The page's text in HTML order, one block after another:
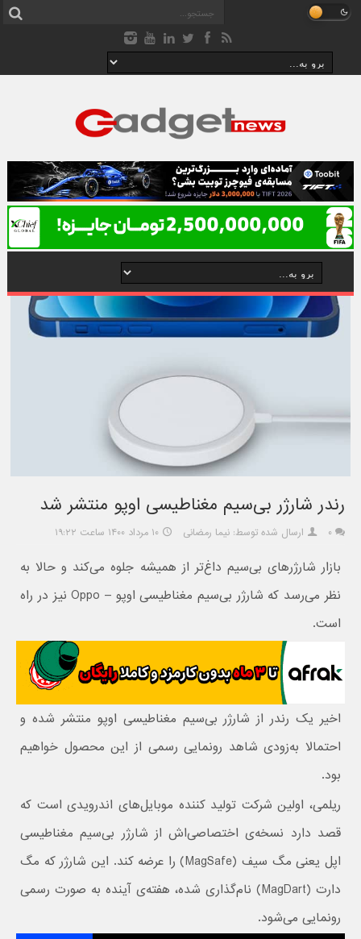
رندر شارژر بی‌سیم مغناطیسی اوپو منتشر شد
۰ ارسال شده توسط: نیما رمضانی ۱۰ مرداد ۱۴۰۰ ساعت ۱۹:۲۲
بازار شارژرهای بی‌سیم داغ‌تر از همیشه جلوه می‌کند و حالا به
نظر می‌رسد که شارژر بی‌سیم مغناطیسی اوپو – Oppo نیز در راه
است.
اخیر یک رندر از شارژر بی‌سیم مغناطیسی اوپو منتشر شده و
احتمالا به‌زودی شاهد رونمایی رسمی از این محصول خواهیم
بود.
ریلمی، اولین شرکت تولید کننده موبایل‌های اندرویدی است که
قصد دارد نسخه‌ی اختصاصی‌اش از شارژر بی‌سیم مغناطیسی
اپل یعنی مگ سیف (MagSafe) را عرضه کند. این شارژر که مگ
دارت (MagDart) نام‌گذاری شده، هفته‌ی آینده به صورت رسمی
رونمایی می‌شود.